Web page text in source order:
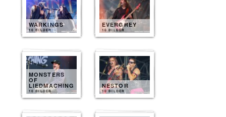
WARKINGS
10 BILDER
EVERGREY
10 BILDER
MONSTERS
OF
LIEDMACHING
10 BILDER
NESTOR
10 BILDER